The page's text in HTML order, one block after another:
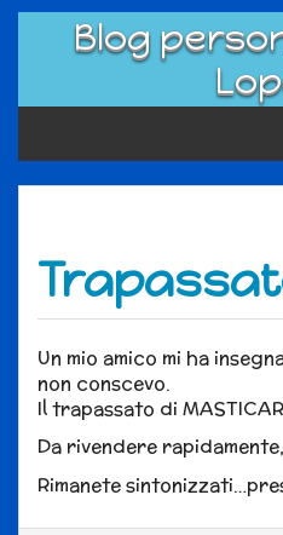
Skip
Blog
Un mio amico mi ha
non conscevo.
Il trapassato di
Da rivendere
Rimanete